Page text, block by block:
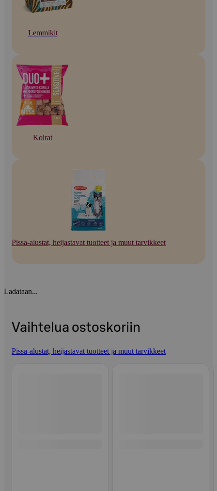
Lemmikit
Koirat
Pissa-alustat, heijastavat tuotteet ja muut tarvikkeet
Ladataan...
Vaihtelua ostoskoriin
Pissa-alustat, heijastavat tuotteet ja muut tarvikkeet